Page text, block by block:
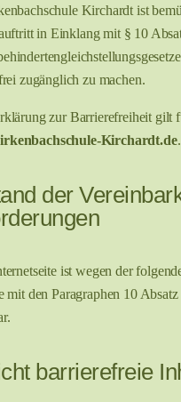
Kirchardt ist
in Einklang mit § 10
zugänglich zu machen.
zur Barrierefreiheit gilt
Kirchardt.de.
der
ist wegen der
mit den Paragraphen 10
barrierefreie